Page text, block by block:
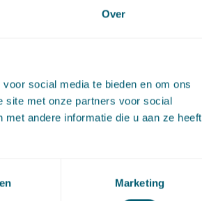
Over
social media te bieden en om ons
site met onze partners voor social
andere informatie die u aan ze heeft
Marketing
leiden tot
het
van P-G Van